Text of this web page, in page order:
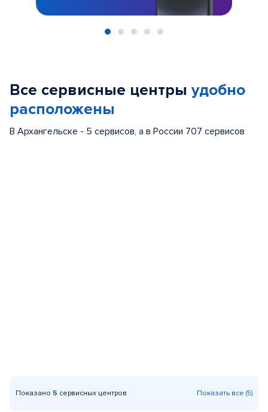
Все сервисные центры удобно
расположены
В Архангельске - 5 сервисов, а в России 707 сервисов
Показано 5 сервисных центров Показать все (5)